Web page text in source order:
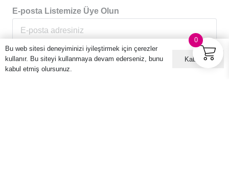
E-posta Listemize Üye Olun
0
Bu web sitesi deneyiminizi iyileştirmek için çerezler
kullanır. Bu siteyi kullanmaya devam ederseniz, bunu
kabul etmiş olursunuz.
Kabul ET